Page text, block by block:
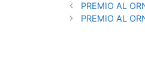
PREMIO AL
PREMIO AL